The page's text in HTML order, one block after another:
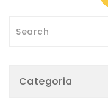
Categoria